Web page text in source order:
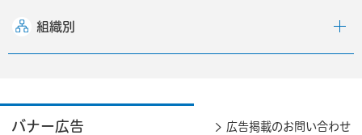
組織別
バナー広告 広告掲載のお問い合わせ